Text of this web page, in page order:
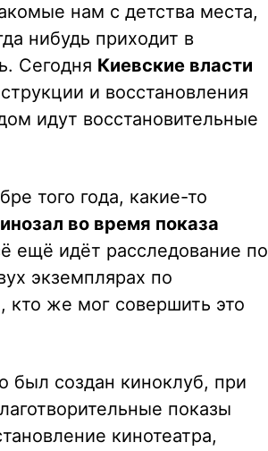
нам с детства места,
нибудь приходит в
Сегодня Киевские власти
и восстановления
идут восстановительные
того года, какие-то
во время показа
ещё идёт расследование по
экземплярах по
же мог совершить это
был создан киноклуб, при
показы
кинотеатра,